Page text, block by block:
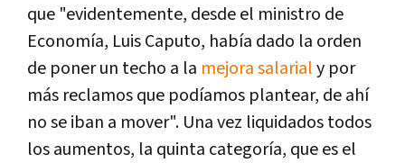
que "evidentemente, desde el ministro de
Economía, Luis Caputo, había dado la orden
de poner un techo a la mejora salarialy por
más reclamos que podíamos plantear, de ahí
no se iban a mover". Una vez liquidados todos
los aumentos, la quinta categoría, que es el